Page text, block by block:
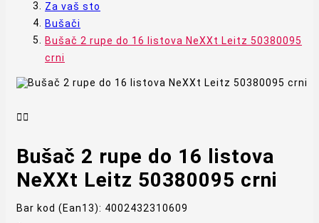
Za vaš sto
Bušači
Bušač 2 rupe do 16 listova NeXXt Leitz 50380095
crni

Bušač 2 rupe do 16 listova
NeXXt Leitz 50380095 crni
Bar kod (Ean13): 4002432310609